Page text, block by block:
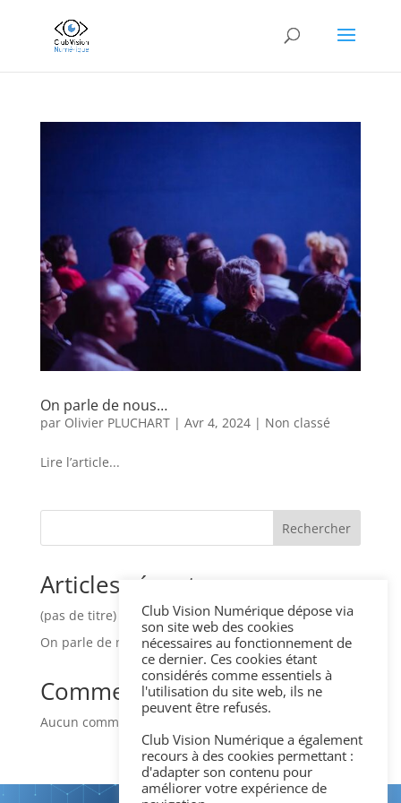
On parle de nous…
par Olivier PLUCHART| Avr 4, 2024| Non classé
Lire l’article...
Rechercher
Articles récents
(pas de titre)
On parle de nous…
Commentaires récents
Aucun commentaire à afficher.
Club Vision Numérique dépose via
son site web des cookies
nécessaires au fonctionnement de
ce dernier. Ces cookies étant
considérés comme essentiels à
l'utilisation du site web, ils ne
peuvent être refusés.
Club Vision Numérique a également
recours à des cookies permettant :
d'adapter son contenu pour
améliorer votre expérience de